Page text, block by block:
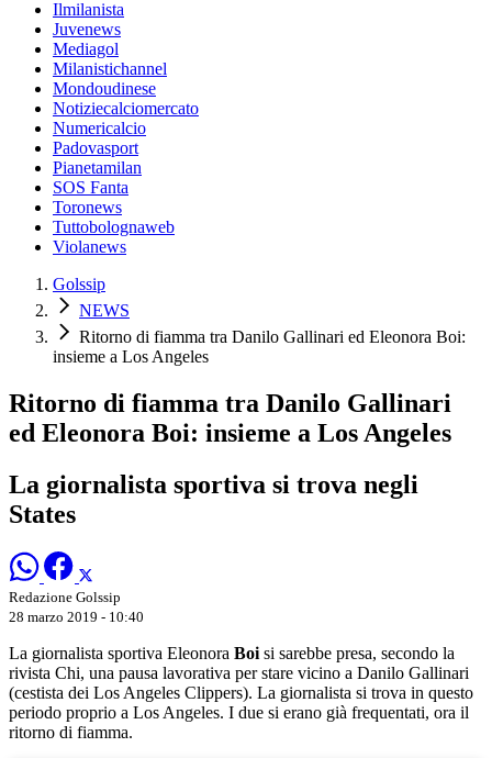
Ilmilanista
Juvenews
Mediagol
Milanistichannel
Mondoudinese
Notiziecalciomercato
Numericalcio
Padovasport
Pianetamilan
SOS Fanta
Toronews
Tuttobolognaweb
Violanews
Golssip
NEWS
Ritorno di fiamma tra Danilo Gallinari ed Eleonora Boi:
insieme a Los Angeles
Ritorno di fiamma tra Danilo Gallinari
ed Eleonora Boi: insieme a Los Angeles
La giornalista sportiva si trova negli
States
Redazione Golssip
28 marzo 2019 - 10:40
La giornalista sportiva Eleonora Boi si sarebbe presa, secondo la
rivista Chi, una pausa lavorativa per stare vicino a Danilo Gallinari
(cestista dei Los Angeles Clippers). La giornalista si trova in questo
periodo proprio a Los Angeles. I due si erano già frequentati, ora il
ritorno di fiamma.